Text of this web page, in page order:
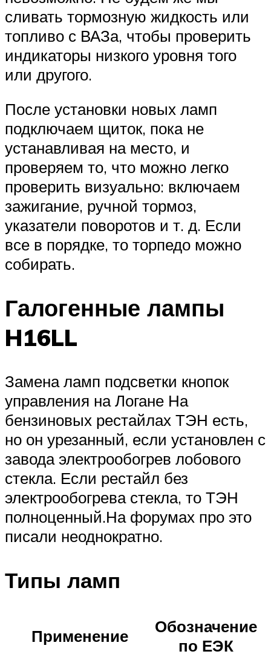
сливать тормозную жидкость или
топливо с ВАЗа, чтобы проверить
индикаторы низкого уровня того
или другого.
После установки новых ламп
подключаем щиток, пока не
устанавливая на место, и
проверяем то, что можно легко
проверить визуально: включаем
зажигание, ручной тормоз,
указатели поворотов и т. д. Если
все в порядке, то торпедо можно
собирать.
Галогенные лампы
H16LL
Замена ламп подсветки кнопок
управления на Логане На
бензиновых рестайлах ТЭН есть,
но он урезанный, если установлен с
завода электрообогрев лобового
стекла. Если рестайл без
электрообогрева стекла, то ТЭН
полноценный.На форумах про это
писали неоднократно.
Типы ламп
Применение
Обозначение
по ЕЭК